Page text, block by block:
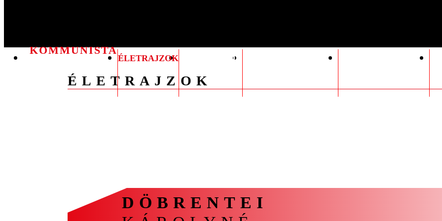
KOMMUNISTA
ÉLETRAJZOK KRONOLÓGIA
ÉLETRAJZOK
DÖBRENTEI